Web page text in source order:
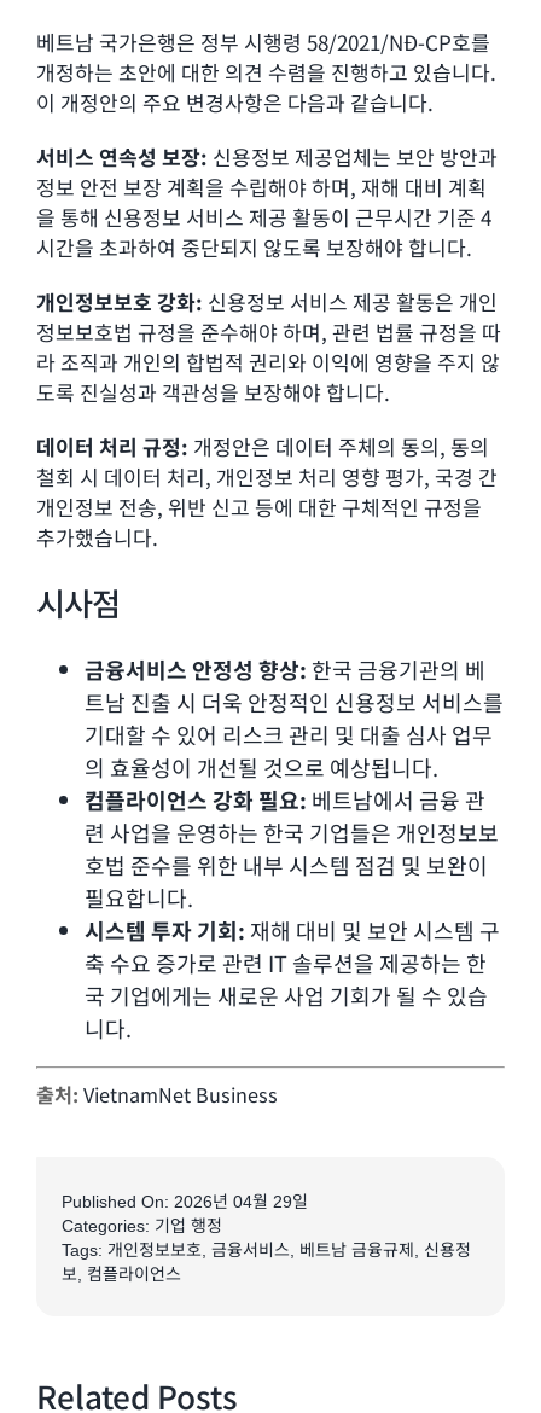
베트남 국가은행은 정부 시행령 58/2021/NĐ-CP호를
개정하는 초안에 대한 의견 수렴을 진행하고 있습니다.
이 개정안의 주요 변경사항은 다음과 같습니다.
서비스 연속성 보장: 신용정보 제공업체는 보안 방안과
정보 안전 보장 계획을 수립해야 하며, 재해 대비 계획
을 통해 신용정보 서비스 제공 활동이 근무시간 기준 4
시간을 초과하여 중단되지 않도록 보장해야 합니다.
개인정보보호 강화: 신용정보 서비스 제공 활동은 개인
정보보호법 규정을 준수해야 하며, 관련 법률 규정을 따
라 조직과 개인의 합법적 권리와 이익에 영향을 주지 않
도록 진실성과 객관성을 보장해야 합니다.
데이터 처리 규정: 개정안은 데이터 주체의 동의, 동의
철회 시 데이터 처리, 개인정보 처리 영향 평가, 국경 간
개인정보 전송, 위반 신고 등에 대한 구체적인 규정을
추가했습니다.
시사점
금융서비스 안정성 향상: 한국 금융기관의 베
트남 진출 시 더욱 안정적인 신용정보 서비스를
기대할 수 있어 리스크 관리 및 대출 심사 업무
의 효율성이 개선될 것으로 예상됩니다.
컴플라이언스 강화 필요: 베트남에서 금융 관
련 사업을 운영하는 한국 기업들은 개인정보보
호법 준수를 위한 내부 시스템 점검 및 보완이
필요합니다.
시스템 투자 기회: 재해 대비 및 보안 시스템 구
축 수요 증가로 관련 IT 솔루션을 제공하는 한
국 기업에게는 새로운 사업 기회가 될 수 있습
니다.
출처: VietnamNet Business
Published On: 2026년 04월 29일
Categories: 기업 행정
Tags: 개인정보보호 금융서비스 베트남 금융규제
신용정
보
컴플라이언스
Related Posts